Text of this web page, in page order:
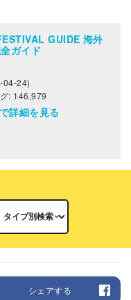
GUIDE 海外
ガイド
04-24)
: 146,979
詳細を見る
シェアする